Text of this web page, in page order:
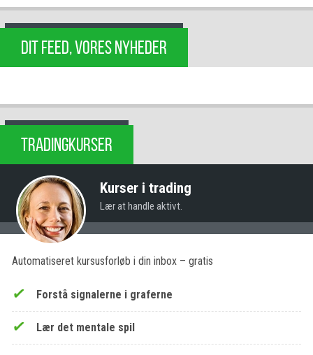
DIT FEED, VORES NYHEDER
TRADINGKURSER
Kurser i trading
Lær at handle aktivt.
Automatiseret kursusforløb i din inbox – gratis
Forstå signalerne i graferne
Lær det mentale spil